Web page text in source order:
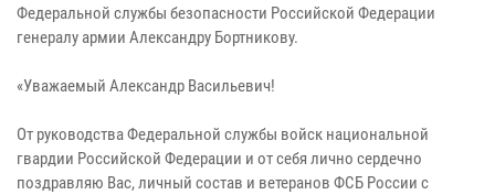
Федеральной службы безопасности Российской Федерации
генералу армии Александру Бортникову.
«Уважаемый Александр Васильевич!
От руководства Федеральной службы войск национальной
гвардии Российской Федерации и от себя лично сердечно
поздравляю Вас, личный состав и ветеранов ФСБ России с